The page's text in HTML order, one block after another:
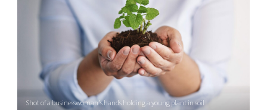
Programmet
Internationalisering
Shot of a businesswoman's hands holding a young plant in soil